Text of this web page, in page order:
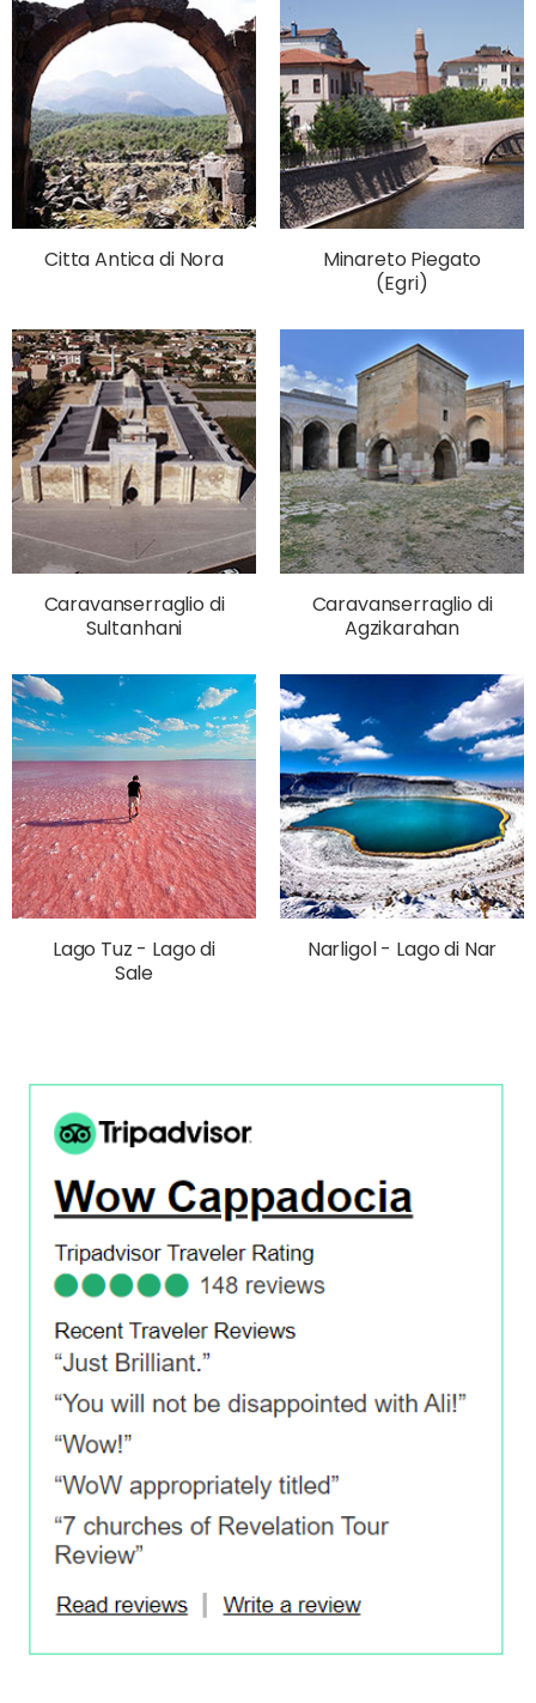
Citta Antica di Nora
Minareto Piegato
(Egri)
Caravanserraglio di
Sultanhani
Caravanserraglio di
Agzikarahan
Lago Tuz - Lago di
Sale
Narligol - Lago di Nar